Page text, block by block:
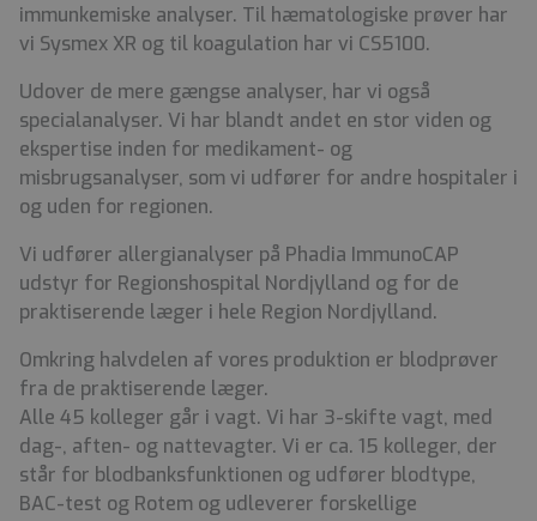
immunkemiske analyser. Til hæmatologiske prøver har
vi Sysmex XR og til koagulation har vi CS5100.
Udover de mere gængse analyser, har vi også
specialanalyser. Vi har blandt andet en stor viden og
ekspertise inden for medikament- og
misbrugsanalyser, som vi udfører for andre hospitaler i
og uden for regionen.
Vi udfører allergianalyser på Phadia ImmunoCAP
udstyr for Regionshospital Nordjylland og for de
praktiserende læger i hele Region Nordjylland.
Omkring halvdelen af vores produktion er blodprøver
fra de praktiserende læger.
Alle 45 kolleger går i vagt. Vi har 3-skifte vagt, med
dag-, aften- og nattevagter. Vi er ca. 15 kolleger, der
står for blodbanksfunktionen og udfører blodtype,
BAC-test og Rotem og udleverer forskellige